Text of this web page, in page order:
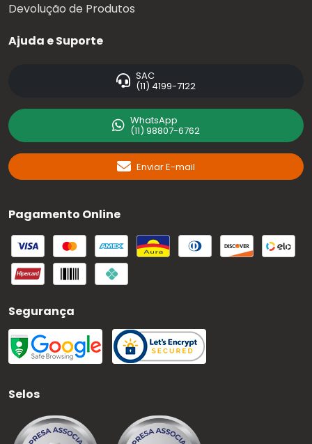
Devolução de Produtos
Ajuda e Suporte
SAC
(11) 4199-7122
WhatsApp
(11) 98807-6762
Enviar E-mail
Pagamento Online
Segurança
Selos